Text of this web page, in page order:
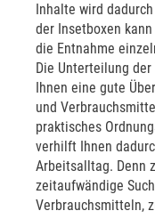
Inhalte wird
der Insetboxen
die Entnahme
Die Unterteilung
Ihnen eine gute
und
praktisches
verhilft Ihnen
Arbeitsalltag. Denn
zeitaufwändige
Verbrauchsmitteln,